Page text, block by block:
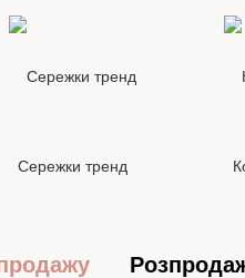
Сережки тренд